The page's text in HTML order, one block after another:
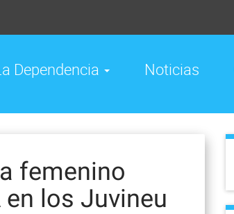
Dependencia Noticias
femenino
los Juvineu